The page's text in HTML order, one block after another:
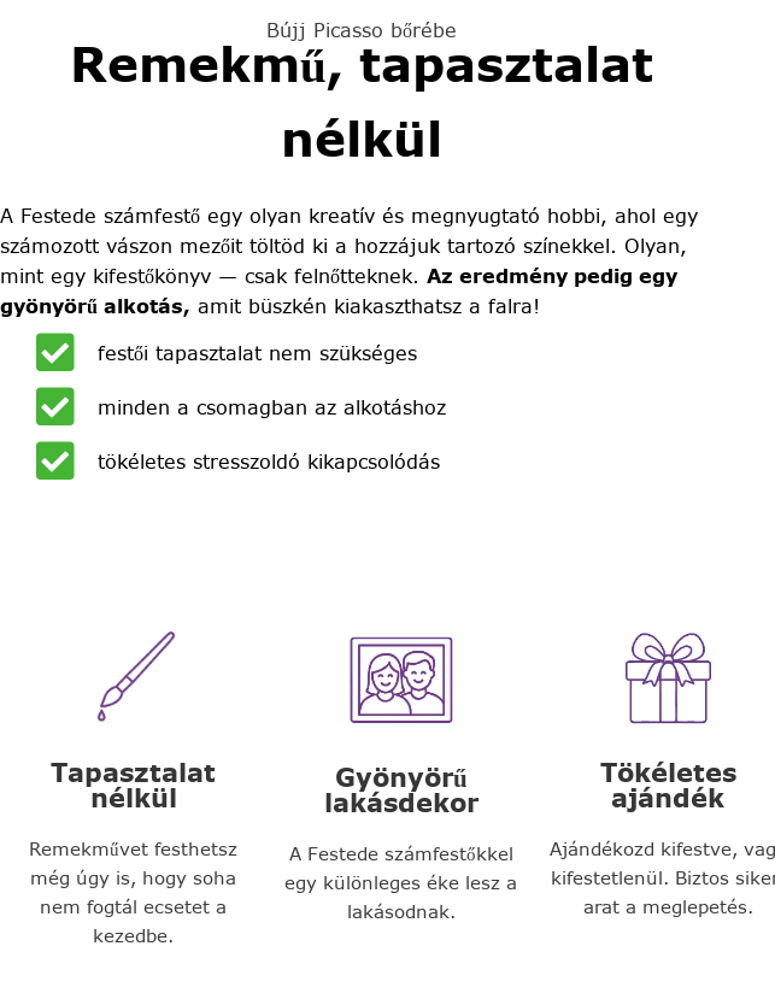
Bújj Picasso bőrébe
Remekmű, tapasztalat
nélkül
A Festede számfestő egy olyan kreatív és megnyugtató hobbi, ahol egy
számozott vászon mezőit töltöd ki a hozzájuk tartozó színekkel. Olyan,
mint egy kifestőkönyv — csak felnőtteknek. Az eredmény pedig egy
gyönyörű alkotás, amit büszkén kiakaszthatsz a falra!
festői tapasztalat nem szükséges
minden a csomagban az alkotáshoz
tökéletes stresszoldó kikapcsolódás
Tapasztalat
nélkül
Remekművet festhetsz
még úgy is, hogy soha
nem fogtál ecsetet a
kezedbe.
Gyönyörű
lakásdekor
A Festede számfestőkkel
egy különleges éke lesz a
lakásodnak.
Tökéletes
ajándék
Ajándékozd kifestve,
kifestetlenül. Biztos
arat a meglepetés.